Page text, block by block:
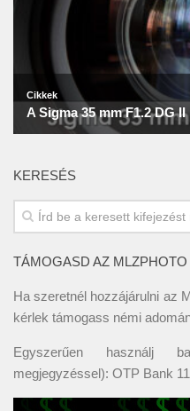
KERESÉS
TÁMOGASD AZ MLZPHOTO
Ha szeretnél hozzájárulni az
kérlek támogass némi
Egyszerűen használj
megjegyzéssel): OTP Bank